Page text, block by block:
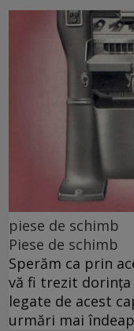
piese de schimb
Piese de schimb
Sperăm ca prin
vă fi trezit dorința
legate de acest
urmări mai